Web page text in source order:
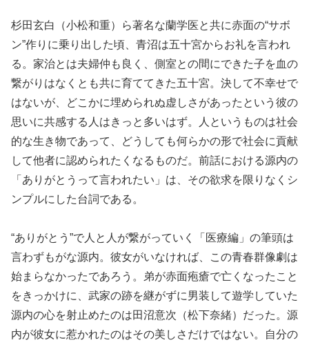
杉田玄白（小松和重）ら著名な蘭学医と共に赤面の“サボ
ン”作りに乗り出した頃、青沼は五十宮からお礼を言われ
る。家治とは夫婦仲も良く、側室との間にできた子を血の
繋がりはなくとも共に育ててきた五十宮。決して不幸せで
はないが、どこかに埋められぬ虚しさがあったという彼の
思いに共感する人はきっと多いはず。人というものは社会
的な生き物であって、どうしても何らかの形で社会に貢献
して他者に認められたくなるものだ。前話における源内の
「ありがとうって言われたい」は、その欲求を限りなくシ
ンプルにした台詞である。
“ありがとう”で人と人が繋がっていく「医療編」の筆頭は
言わずもがな源内。彼女がいなければ、この青春群像劇は
始まらなかったであろう。弟が赤面疱瘡で亡くなったこと
をきっかけに、武家の跡を継がずに男装して遊学していた
源内の心を射止めたのは田沼意次（松下奈緒）だった。源
内が彼女に惹かれたのはその美しさだけではない。自分の